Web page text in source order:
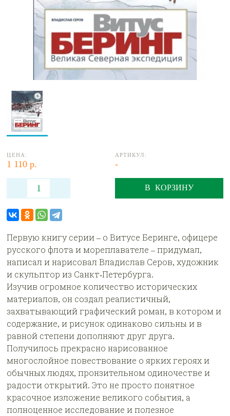
ЦЕНА:
1 110 р.
АРТИКУЛ:
-
В КОРЗИНУ
Первую книгу серии – о Витусе Беринге, офицере
русского флота и мореплавателе – придумал,
написал и нарисовал Владислав Серов, художник
и скульптор из Санкт-Петербурга.
Изучив огромное количество исторических
материалов, он создал реалистичный,
захватывающий графический роман, в котором и
содержание, и рисунок одинаково сильны и в
равной степени дополняют друг друга.
Получилось прекрасно нарисованное
многослойное повествование о ярких героях и
обычных людях, пронзительном одиночестве и
радости открытий. Это не просто понятное
красочное изложение великого события, а
полноценное исследование и полезное